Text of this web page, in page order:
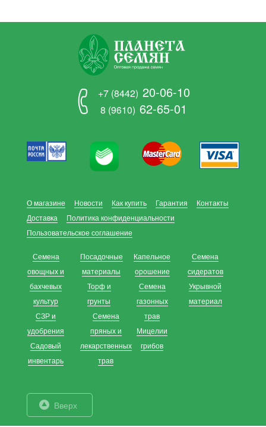
+7 (8442) 20-06-10
8 (9610) 62-65-01
О магазине Новости Как купить Гарантия
Контакты
Доставка
Политика конфиденциальности
Пользовательское соглашение
Семена
овощных и
бахчевых
культур
СЗР и
удобрения
Садовый
инвентарь
Посадочные
материалы
Торф и
грунты
Семена
пряных и
лекарственных
трав
Капельное
орошение
Семена
газонных
трав
Мицелии
грибов
Семена
сидератов
Укрывной
материал
Вверх